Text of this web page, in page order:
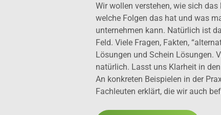
Wir wollen verstehen, wie sich das
welche Folgen das hat und was
unternehmen kann. Natürlich ist
Feld. Viele Fragen, Fakten,
Lösungen und Schein Lösungen.
natürlich. Lasst uns Klarheit in
An konkreten Beispielen in der
Fachleuten erklärt, die wir auch